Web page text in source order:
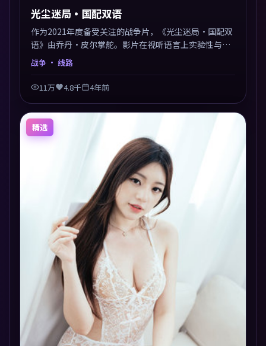
光尘迷局·国配双语
作为2021年度备受关注的战争片，《光尘迷局·国配双
语》由乔丹·皮尔掌舵。影片在视听语言上实验性与可
看性兼顾，人物关系错综复杂，后劲十足。美术与服化
还原年代质感，细节经得起暂停回看。
战争 · 线路
11万 4.8千 4年前
精选